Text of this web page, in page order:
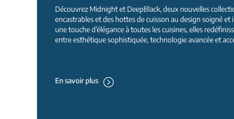
Découvrez Midnight et DeepBlack, deux nouvelles
encastrables et des hottes de cuisson au design soigné
une touche d’élégance à toutes les cuisines, elles
entre esthétique sophistiquée, technologie avancée et
En savoir plus